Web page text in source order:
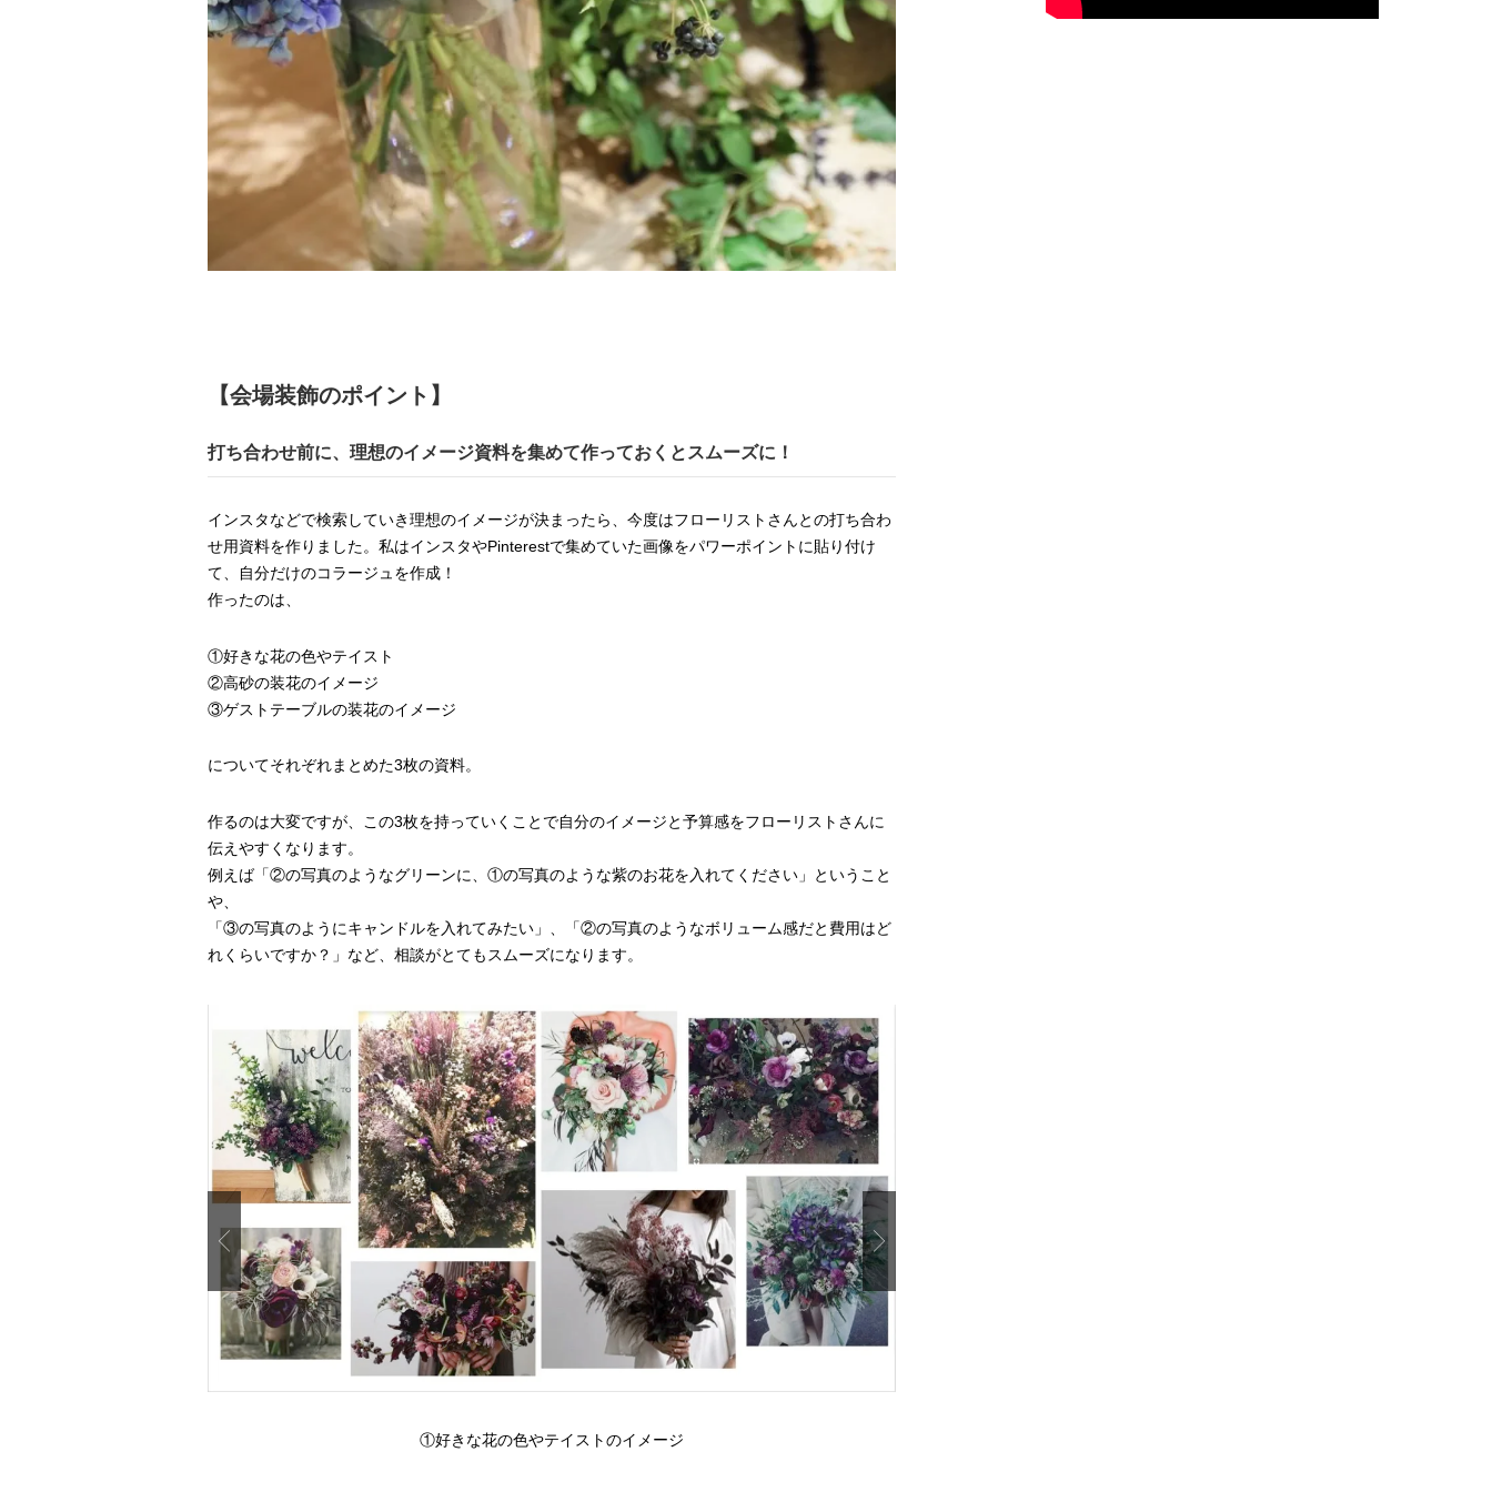
【会場装飾のポイント】
打ち合わせ前に、理想のイメージ資料を集めて作っておくとスムーズに！
インスタなどで検索していき理想のイメージが決まったら、今度はフローリストさんとの打ち合わ
せ用資料を作りました。私はインスタやPinterestで集めていた画像をパワーポイントに貼り付け
て、自分だけのコラージュを作成！
作ったのは、
①好きな花の色やテイスト
②高砂の装花のイメージ
③ゲストテーブルの装花のイメージ
についてそれぞれまとめた3枚の資料。
作るのは大変ですが、この3枚を持っていくことで自分のイメージと予算感をフローリストさんに
伝えやすくなります。
例えば「②の写真のようなグリーンに、①の写真のような紫のお花を入れてください」ということ
や、
「③の写真のようにキャンドルを入れてみたい」、「②の写真のようなボリューム感だと費用はど
れくらいですか？」など、相談がとてもスムーズになります。
Previous
①好きな花の色やテイストのイメージ